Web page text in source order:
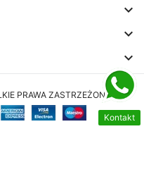



Kontakt
PRAWA ZASTRZEŻONE